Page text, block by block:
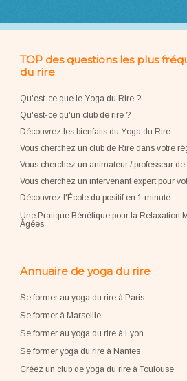
TOP des questions les plus
du rire
Qu'est-ce que le Yoga du Rire ?
Qu'est-ce qu'un club de rire ?
Découvrez les bienfaits du Yoga du Rire
Vous cherchez un club de Rire dans votre
Vous cherchez un animateur / professeur
Vous cherchez un intervenant expert pour
Découvrez l'École du positif en 1 minute
Une Pratique Bénéfique pour la Relaxation
Âgées
Annuaire de yoga du rire
Se former au yoga du rire à Paris
Se former à Marseille
Se former au yoga du rire à Lyon
Se former yoga du rire à Nantes
Créez un club de yoga du rire à Toulouse